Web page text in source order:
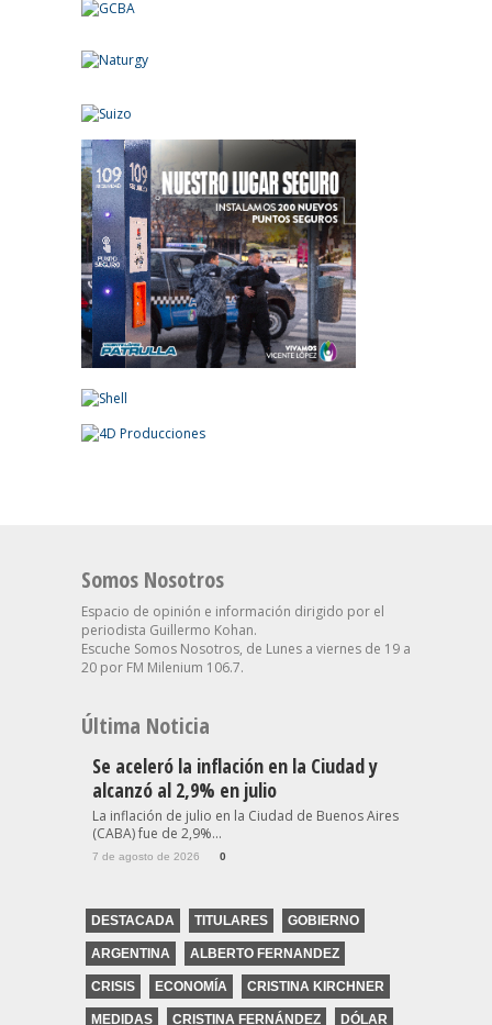
Somos Nosotros
Espacio de opinión e información dirigido por el
periodista Guillermo Kohan.
Escuche Somos Nosotros, de Lunes a viernes de 19 a
20 por FM Milenium 106.7.
Última Noticia
Se aceleró la inflación en la Ciudad y
alcanzó al 2,9% en julio
La inflación de julio en la Ciudad de Buenos Aires
(CABA) fue de 2,9%...
7 de agosto de 2026 0
DESTACADA TITULARES GOBIERNO
ARGENTINA ALBERTO FERNANDEZ
CRISIS ECONOMÍA CRISTINA KIRCHNER
MEDIDAS CRISTINA FERNÁNDEZ DÓLAR